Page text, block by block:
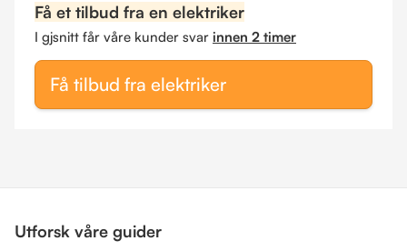
Få et tilbud fra en elektriker
I gjsnitt får våre kunder svar innen 2 timer
Få tilbud fra elektriker
Utforsk våre guider